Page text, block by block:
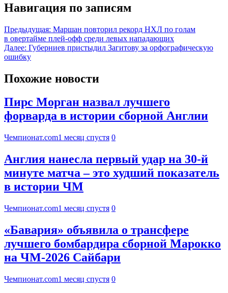
Навигация по записям
Предыдущая: Маршан повторил рекорд НХЛ по голам
в овертайме плей-офф среди левых нападающих
Далее: Губерниев пристыдил Загитову за орфографическую
ошибку
Похожие новости
Пирс Морган назвал лучшего
форварда в истории сборной Англии
Чемпионат.com1 месяц спустя 0
Англия нанесла первый удар на 30-й
минуте матча – это худший показатель
в истории ЧМ
Чемпионат.com1 месяц спустя 0
«Бавария» объявила о трансфере
лучшего бомбардира сборной Марокко
на ЧМ-2026 Сайбари
Чемпионат.com1 месяц спустя 0